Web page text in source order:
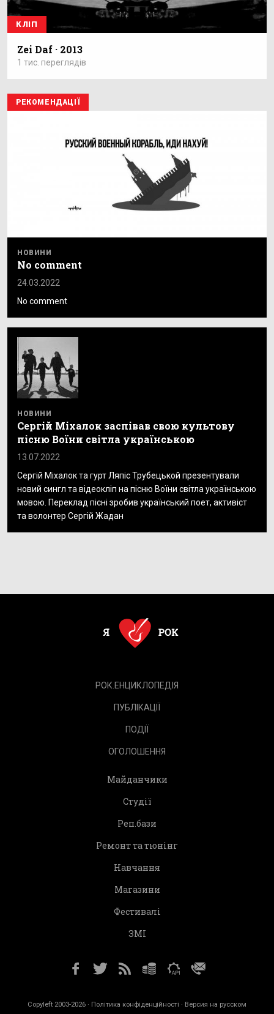
КЛІП
Zei Daf · 2013
1 тис. переглядів
РЕКОМЕНДАЦІЇ
НОВИНИ
No comment
24.03.2022
No comment
НОВИНИ
Сергій Міхалок заспівав свою культову
пісню Воїни світла українською
13.07.2022
Сергій Міхалок та гурт Ляпіс Трубецькой презентували
новий сингл та відеокліп на пісню Воїни світла українською
мовою. Переклад пісні зробив український поет, активіст
та волонтер Сергій Жадан
РОК.ЕНЦИКЛОПЕДІЯ
ПУБЛІКАЦІЇ
ПОДІЇ
ОГОЛОШЕННЯ
Майданчики
Студії
Реп.бази
Ремонт та тюнінг
Навчання
Магазини
Фестивалі
ЗМІ
Copyleft 2003-2026 · Політика конфіденційності · Версия на русском